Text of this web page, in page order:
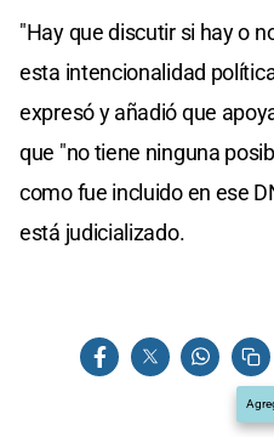
"Hay que discutir si hay o
esta intencionalidad
expresó y añadió que
que "no tiene ninguna
como fue incluido en ese
está judicializado.